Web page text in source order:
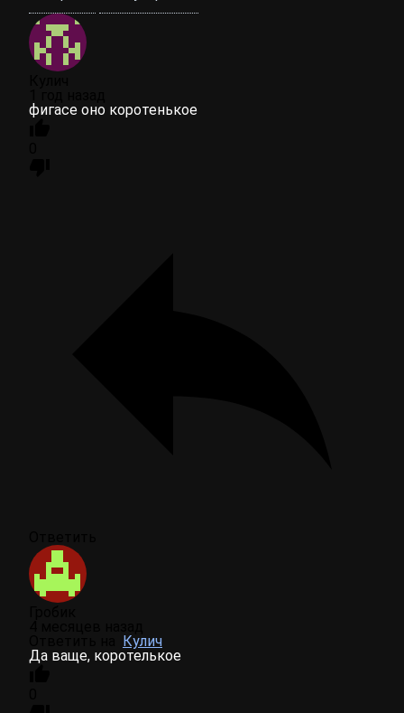
фигасе оно коротенькое
Кулич
Да ваще, коротелькое